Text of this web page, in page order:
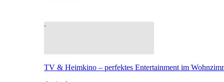
TV & Heimkino – perfektes Entertainment im